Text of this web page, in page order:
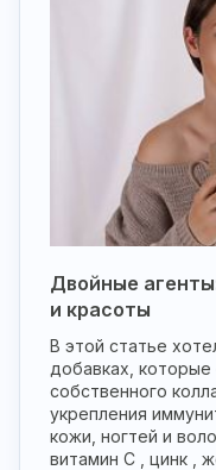
Двойные
и красоты
В этой статье
добавках,
собственного
укрепления
кожи, ногтей и
витамин С , цинк ,